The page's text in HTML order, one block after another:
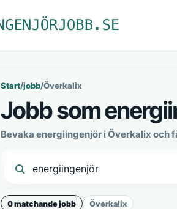
Start/jobb/Överkalix
Jobb som
Bevaka energiingenjör i Överkalix och
0 matchande jobb Överkalix